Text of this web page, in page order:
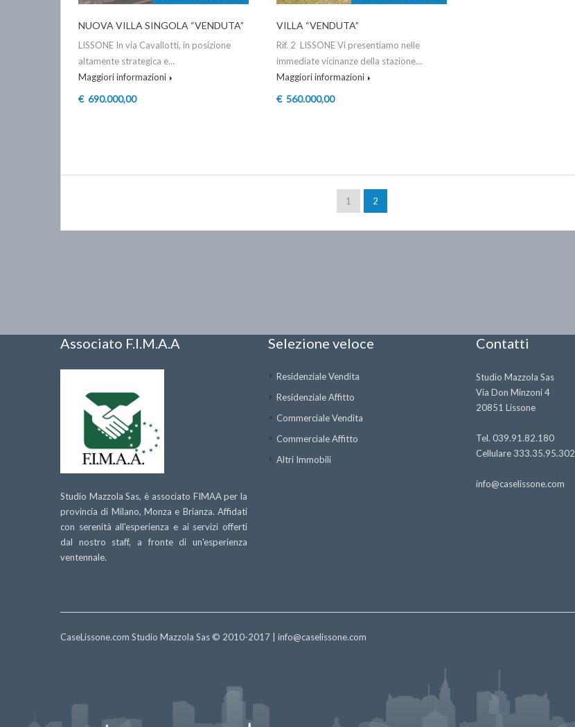
NUOVA VILLA SINGOLA “VENDUTA”
LISSONE In via Cavallotti, in posizione
altamente strategica e…
Maggiori informazioni
€ 690.000,00
VILLA “VENDUTA”
Rif. 2 LISSONE Vi presentiamo nelle
immediate vicinanze della stazione…
Maggiori informazioni
€ 560.000,00
1 2
Associato F.I.M.A.A
Studio Mazzola Sas, è associato FIMAA per la
provincia di Milano, Monza e Brianza. Affidati
con serenità all'esperienza e ai servizi offerti
dal nostro staff, a fronte di un'esperienza
ventennale.
Selezione veloce
Residenziale Vendita
Residenziale Affitto
Commerciale Vendita
Commerciale Affitto
Altri Immobili
Contatti
Studio Mazzola Sas
Via Don Minzoni 4
20851 Lissone
Tel. 039.91.82.180
Cellulare 333.35.95.302
info@caselissone.com
CaseLissone.com Studio Mazzola Sas © 2010-2017 | info@caselissone.com